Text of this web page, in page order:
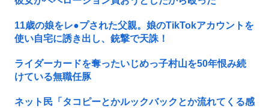
11歳の娘をレ●プされた父親。娘のTikTokアカウントを
使い自宅に誘き出し、銃撃で天誅！
ライダーカードを奪ったいじめっ子村山を50年恨み続
けている無職任豚
ネット民「タコピーとかルックバックとか流れてくる感